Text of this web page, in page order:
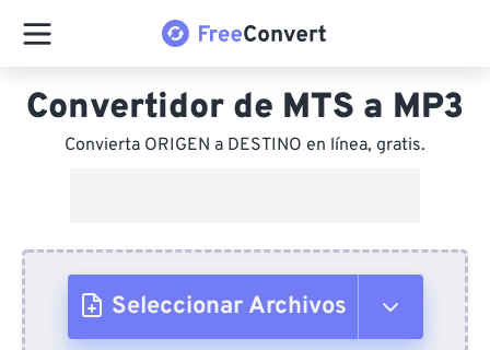
Convertidor de MTS a MP3
Convierta ORIGEN a DESTINO en línea, gratis.
Seleccionar Archivos